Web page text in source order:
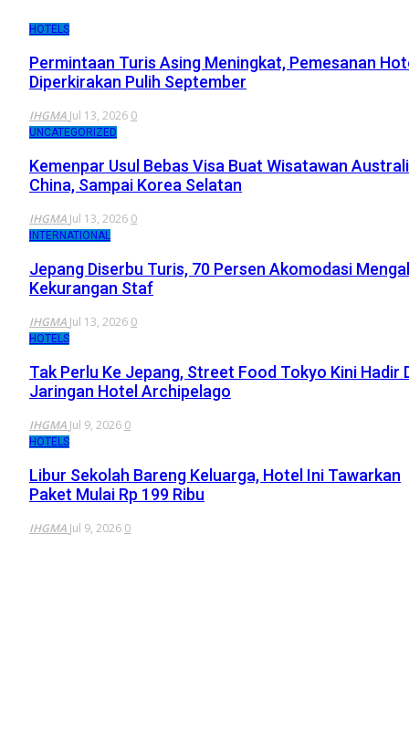
HOTELS
Permintaan Turis Asing Meningkat, Pemesanan
Diperkirakan Pulih September
IHGMA Jul 13, 2026 0
UNCATEGORIZED
Kemenpar Usul Bebas Visa Buat Wisatawan
China, Sampai Korea Selatan
IHGMA Jul 13, 2026 0
INTERNATIONAL
Jepang Diserbu Turis, 70 Persen Akomodasi
Kekurangan Staf
IHGMA Jul 13, 2026 0
HOTELS
Tak Perlu Ke Jepang, Street Food Tokyo Kini Hadir
Jaringan Hotel Archipelago
IHGMA Jul 9, 2026 0
HOTELS
Libur Sekolah Bareng Keluarga, Hotel Ini Tawarkan
Paket Mulai Rp 199 Ribu
IHGMA Jul 9, 2026 0